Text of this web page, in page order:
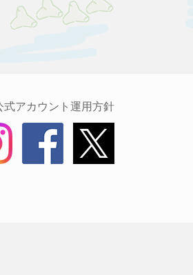
式アカウント運用方針